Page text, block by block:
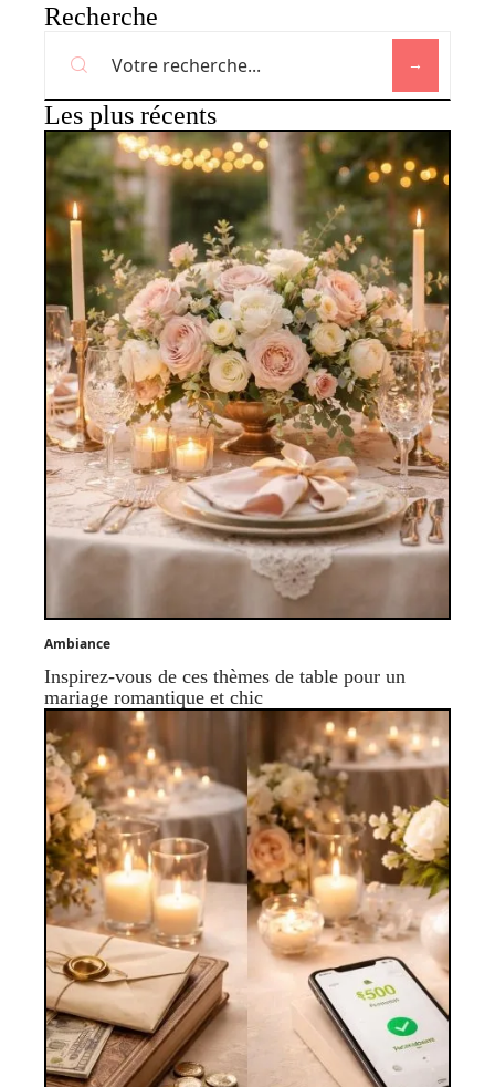
Recherche
Les plus récents
Ambiance
Inspirez-vous de ces thèmes de table pour un
mariage romantique et chic